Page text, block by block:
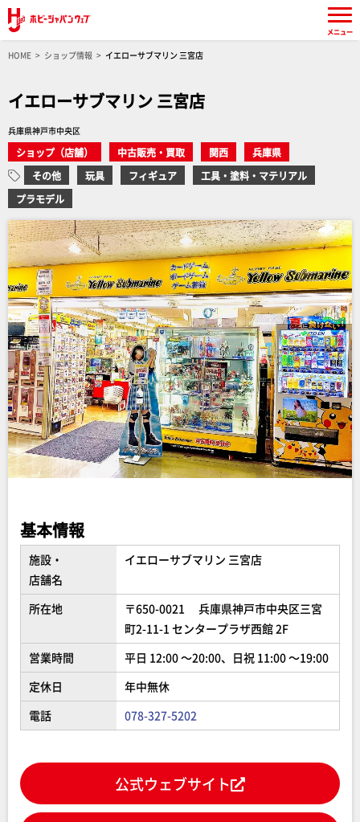
HOME ショップ情報 イエローサブマリン 三宮店
イエローサブマリン 三宮店
兵庫県神戸市中央区
ショップ（店舗） 中古販売・買取 関西
兵庫県
その他
玩具 フィギュア
工具・塗料・マテリアル
プラモデル
基本情報
施設・
店舗名
イエローサブマリン 三宮店
所在地
〒650-0021 兵庫県神戸市中央区三宮
町2-11-1 センタープラザ西館 2F
営業時間
平日 12:00 ～20:00、日祝 11:00 ～19:00
定休日
年中無休
電話
078-327-5202
公式ウェブサイト
メニュー